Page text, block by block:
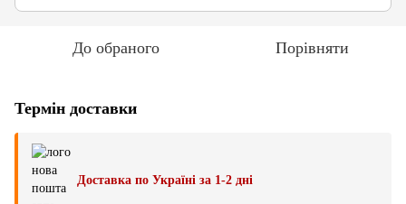
До обраного Порівняти
Термін доставки
Доставка по Україні за 1-2 дні